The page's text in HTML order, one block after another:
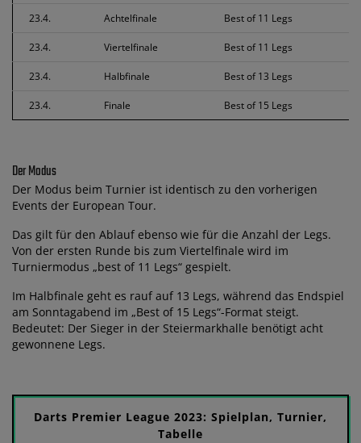
23.4. Achtelfinale Best of 11 Legs
23.4. Viertelfinale Best of 11 Legs
23.4. Halbfinale Best of 13 Legs
23.4. Finale Best of 15 Legs
Der Modus
Der Modus beim Turnier ist identisch zu den vorherigen
Events der European Tour.
Das gilt für den Ablauf ebenso wie für die Anzahl der Legs.
Von der ersten Runde bis zum Viertelfinale wird im
Turniermodus „best of 11 Legs“ gespielt.
Im Halbfinale geht es rauf auf 13 Legs, während das Endspiel
am Sonntagabend im „Best of 15 Legs“-Format steigt.
Bedeutet: Der Sieger in der Steiermarkhalle benötigt acht
gewonnene Legs.
Darts Premier League 2023: Spielplan, Turnier,
Tabelle